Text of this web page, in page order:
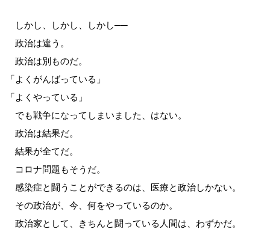
しかし、しかし、しかし──
政治は違う。
政治は別ものだ。
「よくがんばっている」
「よくやっている」
でも戦争になってしまいました、はない。
政治は結果だ。
結果が全てだ。
コロナ問題もそうだ。
感染症と闘うことができるのは、医療と政治しかない。
その政治が、今、何をやっているのか。
政治家として、きちんと闘っている人間は、わずかだ。